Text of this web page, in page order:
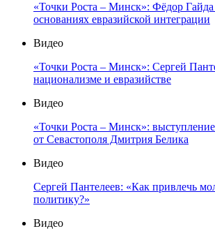
«Точки Роста – Минск»: Фёдор Гайда
основаниях евразийской интеграции
Видео
«Точки Роста – Минск»: Сергей
национализме и евразийстве
Видео
«Точки Роста – Минск»:
от Севастополя Дмитрия Белика
Видео
Сергей Пантелеев: «Как привлечь
политику?»
Видео